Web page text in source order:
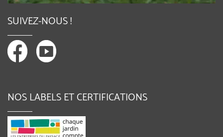
SUIVEZ-NOUS !
NOS LABELS ET CERTIFICATIONS